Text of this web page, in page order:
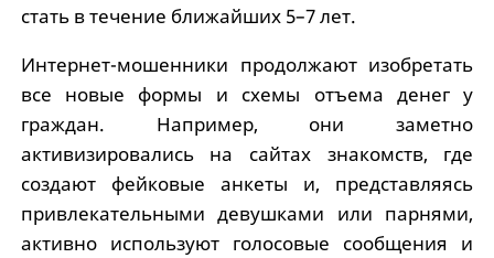
стать в течение ближайших 5–7 лет.
Интернет-мошенники продолжают изобретать
все новые формы и схемы отъема денег у
граждан. Например, они заметно
активизировались на сайтах знакомств, где
создают фейковые анкеты и, представляясь
привлекательными девушками или парнями,
активно используют голосовые сообщения и